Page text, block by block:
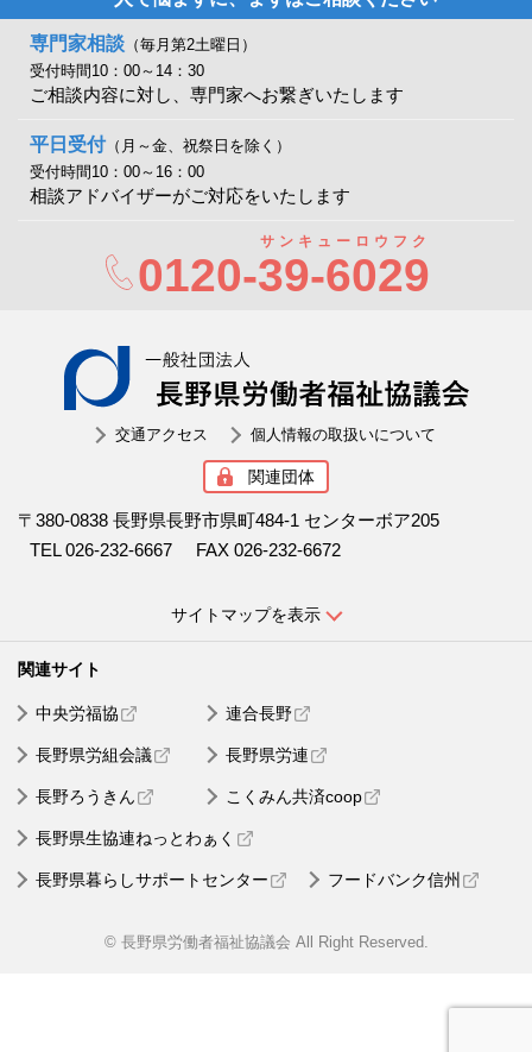
専門家相談 （毎月第2土曜日）
受付時間10：00～14：30
ご相談内容に対し、専門家へお繋ぎいたします
平日受付（月～金、祝祭日を除く）
受付時間10：00～16：00
相談アドバイザーがご対応をいたします
0120-39-6029
サンキューロウフク
交通アクセス 個人情報の取扱いについて
関連団体
〒380-0838 長野県長野市県町484-1 センターボア205
TEL 026-232-6667
FAX 026-232-6672
サイトマップを表示
中央労福協 連合長野
長野県労組会議 長野県労連
長野ろうきん こくみん共済coop
長野県生協連ねっとわぁく
長野県暮らしサポートセンター フードバンク信州
© 長野県労働者福祉協議会 All Right Reserved.